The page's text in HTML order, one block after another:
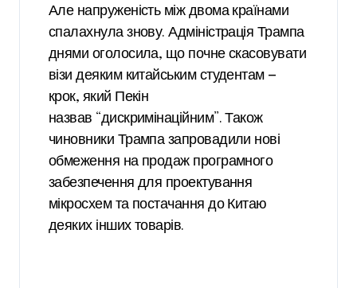
Але напруженість між двома країнами
спалахнула знову. Адміністрація Трампа
днями оголосила, що почне скасовувати
візи деяким китайським студентам —
крок, який Пекін
назвав “дискримінаційним”. Також
чиновники Трампа запровадили нові
обмеження на продаж програмного
забезпечення для проектування
мікросхем та постачання до Китаю
деяких інших товарів.